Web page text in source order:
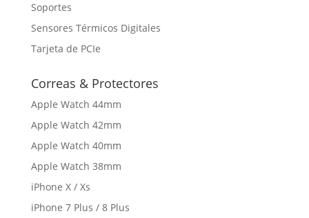
Soportes
Sensores Térmicos Digitales
Tarjeta de PCIe
Correas & Protectores
Apple Watch 44mm
Apple Watch 42mm
Apple Watch 40mm
Apple Watch 38mm
iPhone X / Xs
iPhone 7 Plus / 8 Plus